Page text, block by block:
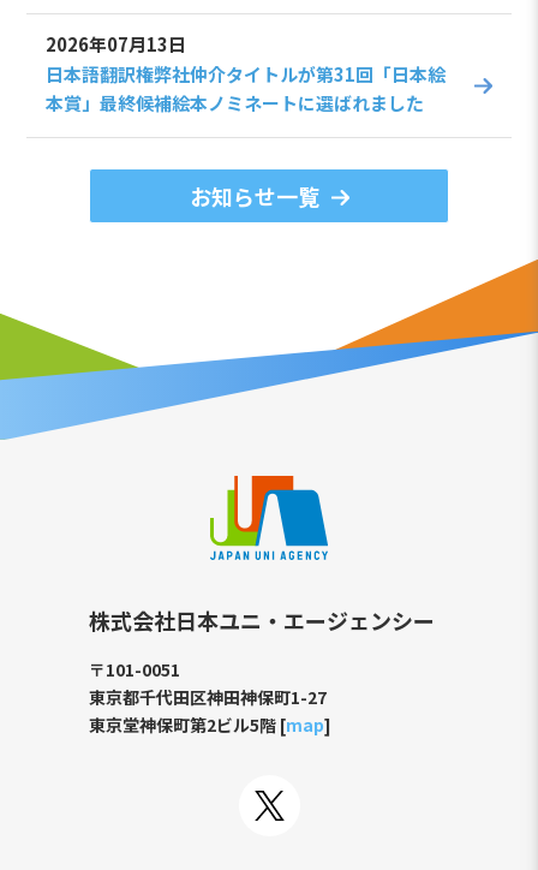
2026年07月13日
日本語翻訳権弊社仲介タイトルが第31回「日本絵
本賞」最終候補絵本ノミネートに選ばれました
お知らせ一覧
株式会社日本ユニ・エージェンシー
〒101-0051
東京都千代田区神田神保町1-27
東京堂神保町第2ビル5階 [map]